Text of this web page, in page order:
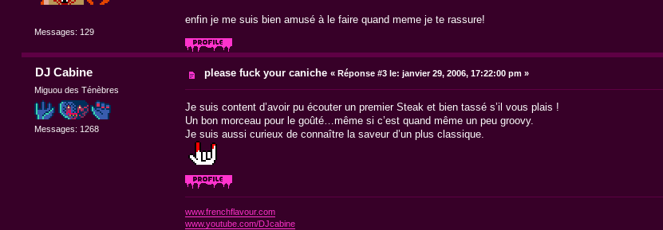
Messages: 129
enfin je me suis bien amusé à le faire quand meme je te rassure!
DJ Cabine
Miguou des Ténèbres
Messages: 1268
please fuck your caniche « Réponse #3 le: janvier 29, 2006, 17:22:00 pm »
Je suis content d’avoir pu écouter un premier Steak et bien tassé s’il vous plais !
Un bon morceau pour le goûté…même si c’est quand même un peu groovy.
Je suis aussi curieux de connaître la saveur d’un plus classique.
www.frenchflavour.com
www.youtube.com/DJcabine